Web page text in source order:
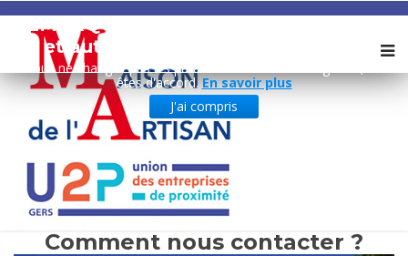
REMARQUE ! Ce site utilise des cookies
et autres technologies similaires.
Si vous ne changez pas les paramètres de votre navigateur, vous
êtes d'accord.En savoir plus
J'ai compris
Comment nous contacter ?